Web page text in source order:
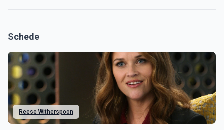
Schede
Reese Witherspoon